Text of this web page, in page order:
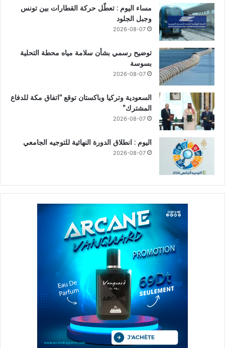
مساء اليوم : تعطّل حركة القطارات بين تونس
وجبل الجلود
2026-08-07
توضيح رسمي بشأن سلامة مياه محطة التحلية
بسوسة
2026-08-07
السعودية وتركيا وباكستان توقع “اتفاق مكة للدفاع
المشترك”
2026-08-07
اليوم : انطلاق الدورة النهائية للتوجيه الجامعي
2026-08-07